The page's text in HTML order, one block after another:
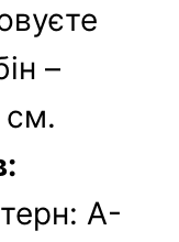
–
см.
A-